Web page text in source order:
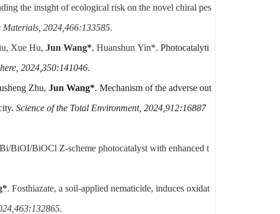
the insight of ecological risk on the novel chiral pes
2024,466:133585.
Xue Hu, Jun Wang*, Huanshun Yin*. Photocatalyti
2024,350:141046.
Zhu, Jun Wang*. Mechanism of the adverse out
Science of the Total Environment, 2024,912:16887
BiOI/BiOCl Z-scheme photocatalyst with enhanced t
. Fosthiazate, a soil-applied nematicide, induces oxidat